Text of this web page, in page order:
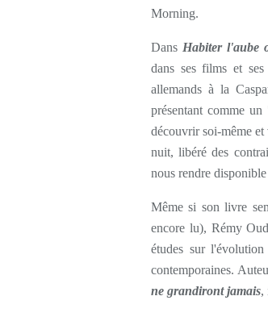
Morning.
Dans Habiter l'aube
dans ses films et
allemands à la
présentant comme
découvrir soi-même
nuit, libéré des
nous rendre
Même si son livre
encore lu), Rémy
études sur
contemporaines.
ne grandiront jamais,